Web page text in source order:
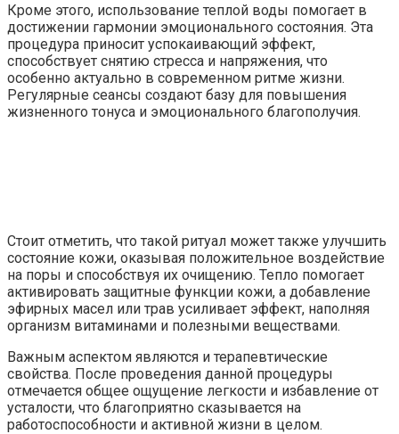
Кроме этого, использование теплой воды помогает в
достижении гармонии эмоционального состояния. Эта
процедура приносит успокаивающий эффект,
способствует снятию стресса и напряжения, что
особенно актуально в современном ритме жизни.
Регулярные сеансы создают базу для повышения
жизненного тонуса и эмоционального благополучия.
Стоит отметить, что такой ритуал может также улучшить
состояние кожи, оказывая положительное воздействие
на поры и способствуя их очищению. Тепло помогает
активировать защитные функции кожи, а добавление
эфирных масел или трав усиливает эффект, наполняя
организм витаминами и полезными веществами.
Важным аспектом являются и терапевтические
свойства. После проведения данной процедуры
отмечается общее ощущение легкости и избавление от
усталости, что благоприятно сказывается на
работоспособности и активной жизни в целом.